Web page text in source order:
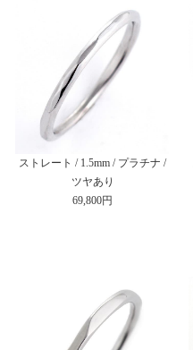
ストレート / 1.5mm / プラチナ /
ツヤあり
69,800円